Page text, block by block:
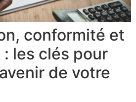
conformité et
les clés pour
de votre